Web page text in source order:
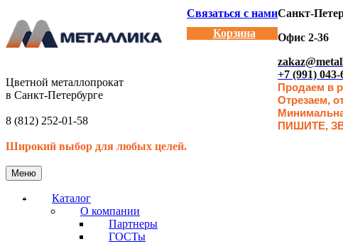
Цветной металлопрокат
в Санкт-Петербурге
8 (812) 252-01-58
Широкий выбор для любых целей.
Связаться с нами
Корзина
Санкт-
Офис 2-36
+7 (991) 043-
Продаем в
Отрезаем,
ПИШИТЕ,
Меню
Каталог
О компании
Партнеры
ГОСТы